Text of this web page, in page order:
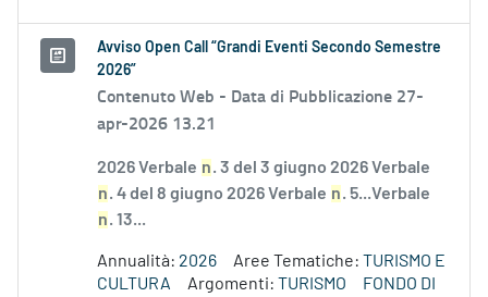
Avviso Open Call “Grandi Eventi Secondo Semestre
2026”
Contenuto Web - Data di Pubblicazione 27-
apr-2026 13.21
2026 Verbale n. 3 del 3 giugno 2026 Verbale
n. 4 del 8 giugno 2026 Verbale n. 5...Verbale
n. 13...
Annualità: 2026 Aree Tematiche: TURISMO E
CULTURA
Argomenti: TURISMO
FONDO DI